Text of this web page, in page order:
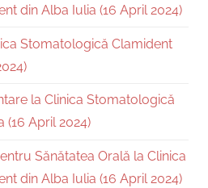
din Alba Iulia (16 April 2024)
Stomatologică Clamident
la Clinica Stomatologică
(16 April 2024)
Sănătatea Orală la Clinica
din Alba Iulia (16 April 2024)